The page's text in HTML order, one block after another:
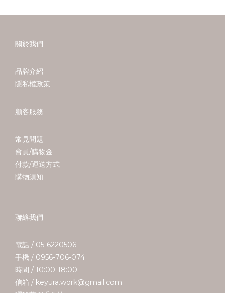
關於我們
品牌介紹
隱私權政策
顧客服務
常見問題
會員/購物金
付款/運送方式
購物須知
聯絡我們
電話 / 05-6220506
手機 / 0956-706-074
時間 / 10:00-18:00
信箱 / keyura.work@gmail.com